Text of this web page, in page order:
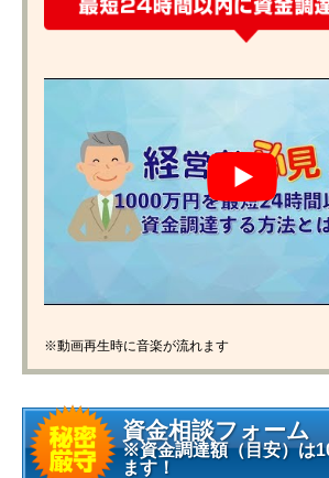
※動画再生時に音楽が流れます
資金相談フォーム
※資金調達額（目安）は
ます！